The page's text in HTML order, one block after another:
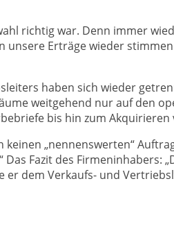
richtig war. Denn immer
Erträge wieder
haben sich wieder
weitgehend nur auf den
bis hin zum Akquirieren
„nennenswerten“
Fazit des
dem Verkaufs- und